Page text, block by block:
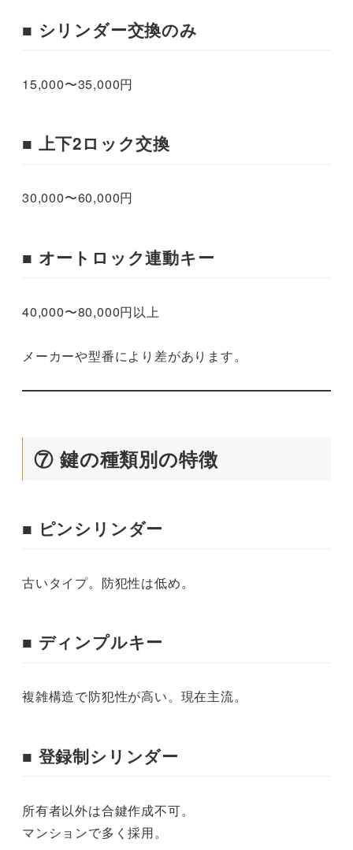
■ シリンダー交換のみ
15,000〜35,000円
■ 上下2ロック交換
30,000〜60,000円
■ オートロック連動キー
40,000〜80,000円以上
メーカーや型番により差があります。
⑦ 鍵の種類別の特徴
■ ピンシリンダー
古いタイプ。防犯性は低め。
■ ディンプルキー
複雑構造で防犯性が高い。現在主流。
■ 登録制シリンダー
所有者以外は合鍵作成不可。
マンションで多く採用。